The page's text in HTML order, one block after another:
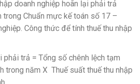
doanh nghiệp hoãn lại phải trả
trong Chuẩn mực kế toán số 17 –
Công thức để tính thuế thu nhập
phải trả = Tổng số chênh lệch tạm
trong năm X Thuế suất thuế thu nhập